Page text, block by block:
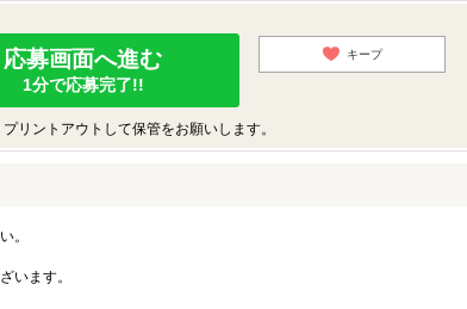
応募画面へ進む
1分で応募完了!!
キープ
リントアウトして保管をお願いします。
。
います。